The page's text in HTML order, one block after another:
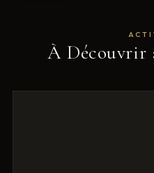
À Découvrir